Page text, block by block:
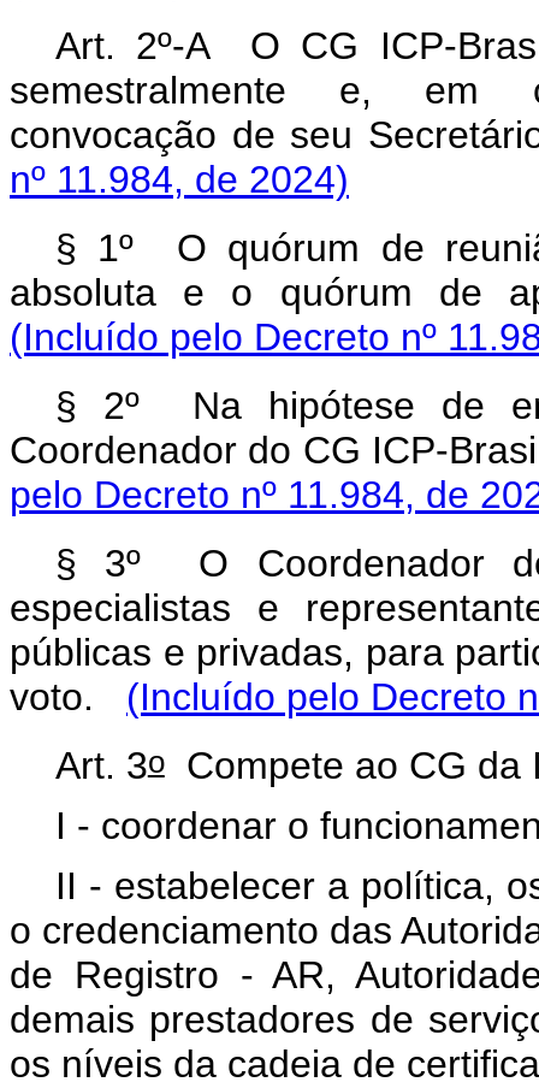
Art. 2º-A O CG ICP-
semestralmente e, em
convocação de seu
nº 11.984, de 2024)
§ 1º O quórum de
absoluta e o quórum de
(Incluído pelo Decreto nº
§ 2º Na hipótese de
Coordenador do CG ICP-
pelo Decreto nº 11.984, de
§ 3º O Coordenador
especialistas e
públicas e privadas, para
voto. (Incluído pelo Decreto
Art. 3oCompete ao CG da
I - coordenar o
II - estabelecer a política,
o credenciamento das
de Registro - AR,
demais prestadores de
os níveis da cadeia de